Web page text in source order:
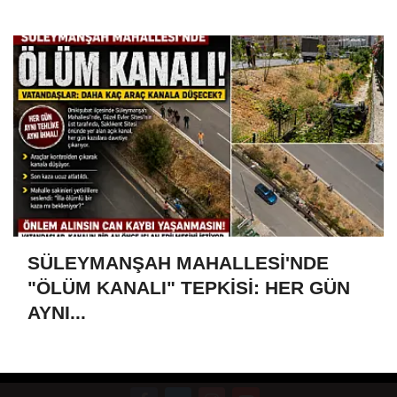
SÜLEYMANŞAH MAHALLESİ'NDE
"ÖLÜM KANALI" TEPKİSİ: HER GÜN
AYNI...